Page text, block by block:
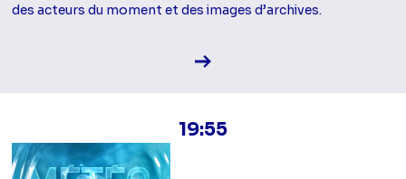
des acteurs du moment et des images d’archives.
Voir la fiche diffusion
19:55